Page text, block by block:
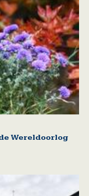
Wereldoorlog